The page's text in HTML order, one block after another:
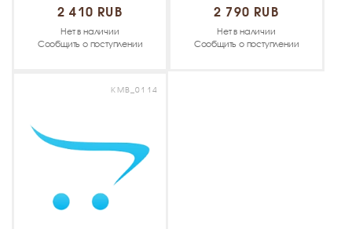
2 410 RUB
Нет в наличии
Сообщить о поступлении
2 790 RUB
Нет в наличии
Сообщить о поступлении
KMB_0114